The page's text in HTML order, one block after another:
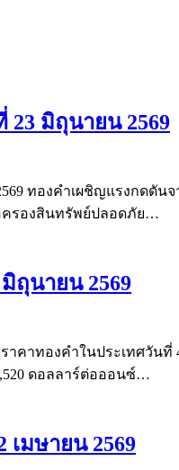
23 มิถุนายน 2569
ทองคำเผชิญแรงกดดั
ครองสินทรัพย์ปลอดภัย…
ถุนายน 2569
คาทองคำในประเทศวัน
ดอลลาร์ต่อออนซ์…
เมษายน 2569